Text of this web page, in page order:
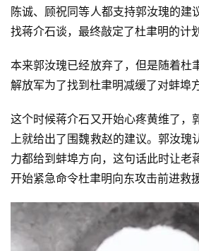
陈诚、顾祝同等人都支持郭汝瑰的建
找蒋介石谈，最终敲定了杜聿明的计划
本来郭汝瑰已经放弃了，但是随着杜
解放军为了找到杜聿明减缓了对蚌埠
这个时候蒋介石又开始心疼黄维了，
上就给出了围魏救赵的建议。郭汝瑰
力都给到蚌埠方向，这句话此时让老
开始紧急命令杜聿明向东攻击前进救